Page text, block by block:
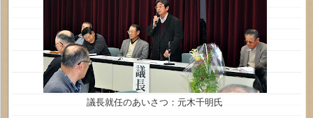
議長就任のあいさつ：元木千明氏